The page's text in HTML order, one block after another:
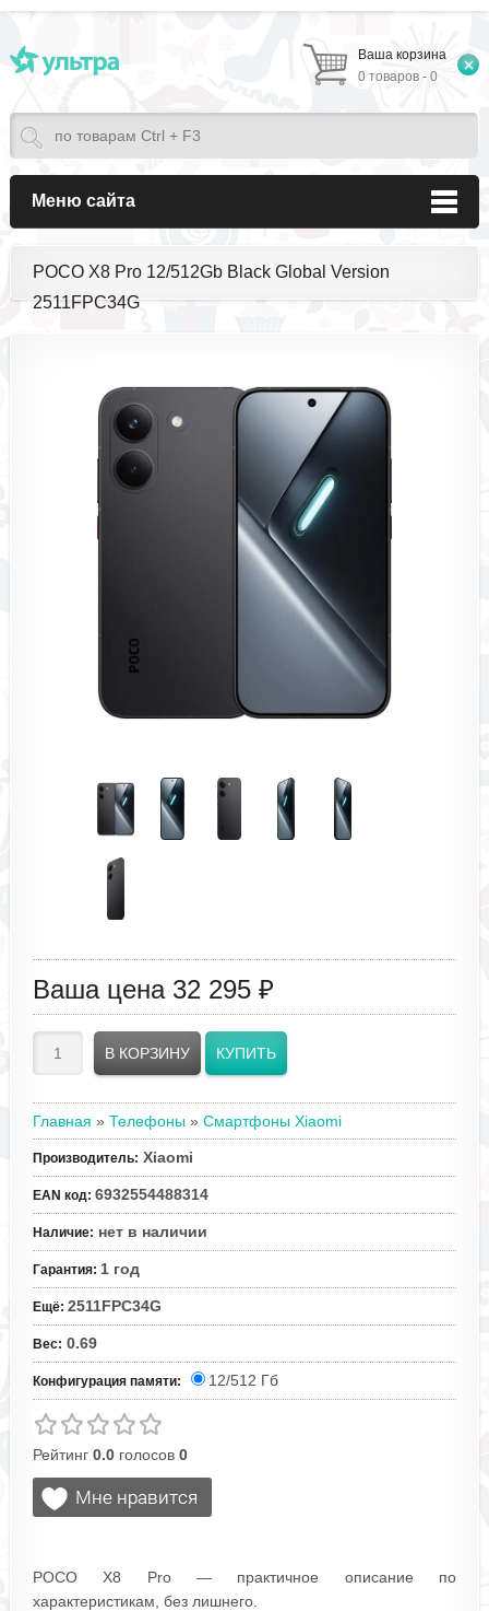
Ваша корзина
0 товаров - 0
Меню сайта
POCO X8 Pro 12/512Gb Black Global Version
2511FPC34G
Ваша цена 32 295 ₽
Главная » Телефоны » Смартфоны Xiaomi
Производитель: Xiaomi
EAN код: 6932554488314
Наличие: нет в наличии
Гарантия: 1 год
Ещё: 2511FPC34G
Вес: 0.69
Конфигурация памяти: 12/512 Гб
Рейтинг 0.0голосов 0
POCO X8 Pro — практичное описание по
характеристикам, без лишнего.